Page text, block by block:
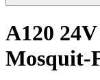
A120
Mosquit-